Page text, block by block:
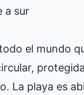
a sur
el mundo
La playa es